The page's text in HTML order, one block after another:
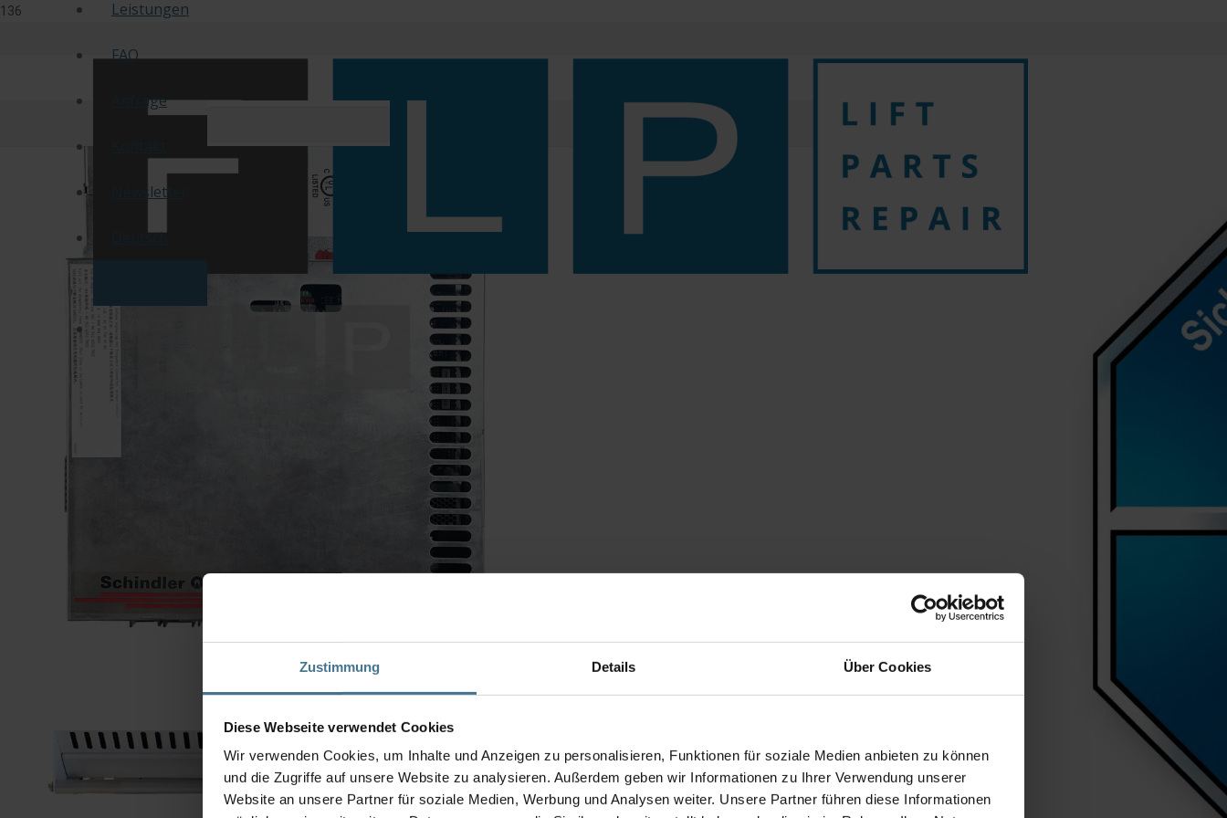
Zustimmung Details Über Cookies
Diese Webseite verwendet Cookies
Wir verwenden Cookies, um Inhalte und Anzeigen zu personalisieren, Funktionen für soziale Medien anbieten zu können
und die Zugriffe auf unsere Website zu analysieren. Außerdem geben wir Informationen zu Ihrer Verwendung unserer
Website an unsere Partner für soziale Medien, Werbung und Analysen weiter. Unsere Partner führen diese Informationen
Leistungen
FAQ
Anfrage
Newsletter
Deutsch